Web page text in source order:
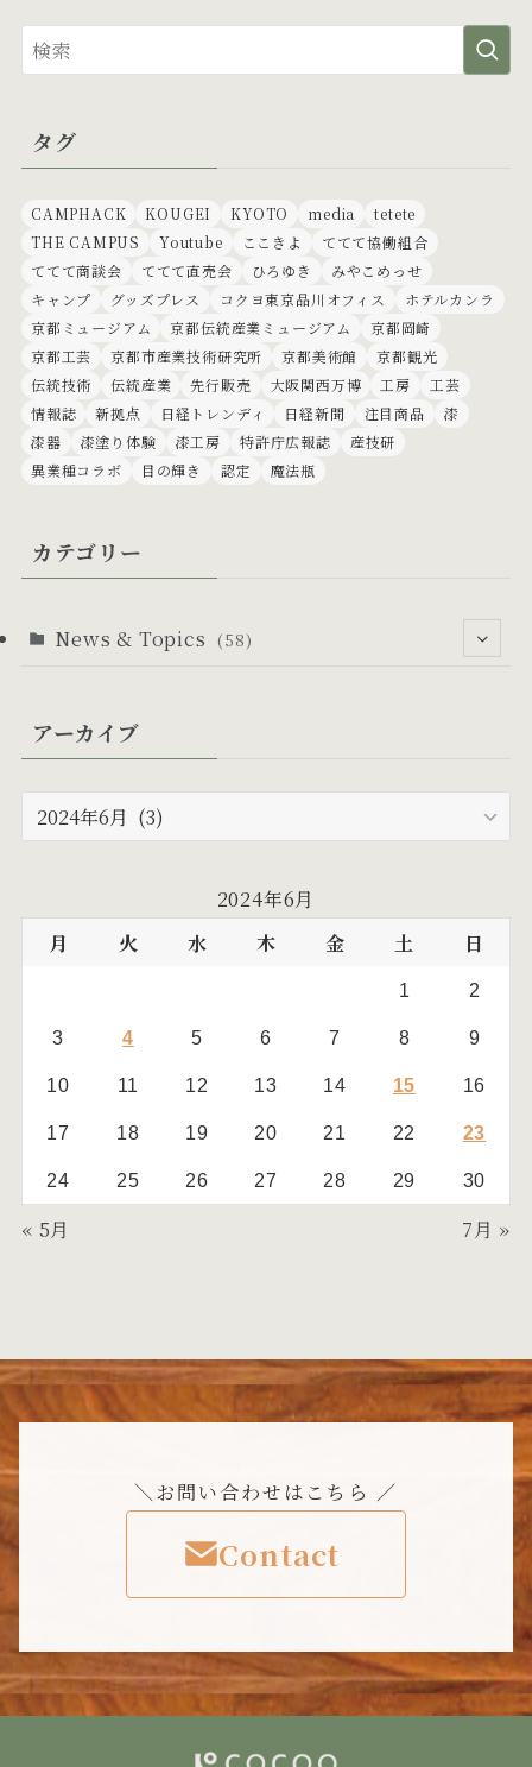
タグ
CAMPHACK KOUGEI KYOTO media
tetete
THE CAMPUS
Youtube ここきよ
ててて協働組合
ててて商談会
ててて直売会 ひろゆき
みやこめっせ
キャンプ
グッズプレス コクヨ東京品川オフィス
ホテルカンラ
京都ミュージアム
京都伝統産業ミュージアム
京都岡崎
京都工芸
京都市産業技術研究所 京都美術館
京都観光
伝統技術
伝統産業 先行販売 大阪関西万博 工房
工芸
情報誌
新拠点 日経トレンディ 日経新聞 注目商品
漆
漆器
漆塗り体験 漆工房 特許庁広報誌
産技研
異業種コラボ
目の輝き 認定 魔法瓶
カテゴリー
News & Topics (58)
(10)
(19)
(6)
(5)
アーカイブ
ア
ー
ブ
2024年6月
月
火 水 木 金 土 日
1 2
3 4 5 6 7 8 9
10 11 12 13 14 15 16
17 18 19 20 21 22 23
24 25 26 27 28 29 30
« 5月 7月 »
＼お問い合わせはこちら ／
Contact